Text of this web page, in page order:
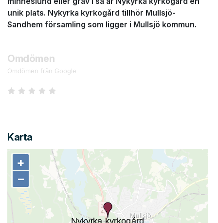
unik plats. Nykyrka kyrkogård tillhör Mullsjö-
Sandhem församling som ligger i Mullsjö kommun.
Omdömen
Omdömen från Google
Karta
+
−
+
−